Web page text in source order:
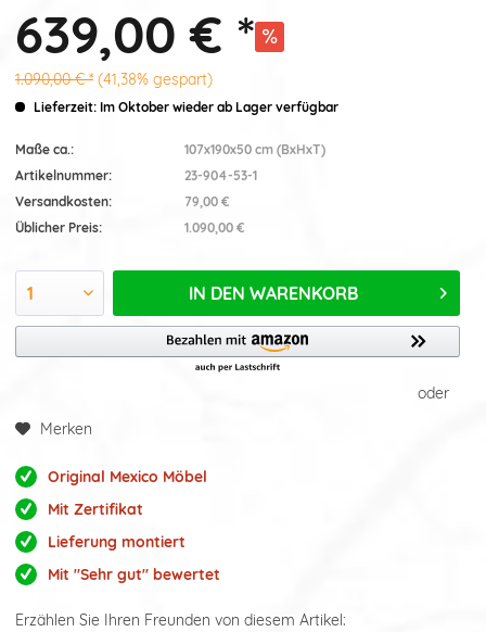
639,00 € *
1.090,00 € * (41,38% gespart)
Lieferzeit: Im Oktober wieder ab Lager verfügbar
Maße ca.:
107x190x50 cm (BxHxT)
Artikelnummer:
23-904-53-1
Versandkosten:
79,00 €
Üblicher Preis:
1.090,00 €
IN DEN WARENKORB
oder
Merken
Original Mexico Möbel
Mit Zertifikat
Lieferung montiert
Mit "Sehr gut" bewertet
Erzählen Sie Ihren Freunden von diesem Artikel: